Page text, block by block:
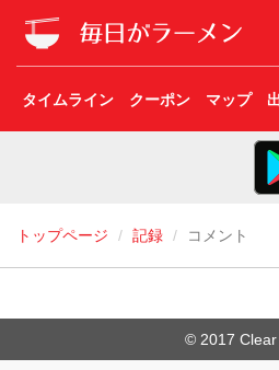
タイムライン クーポン マップ
トップページ 記録 コメント
© 2017 Clear